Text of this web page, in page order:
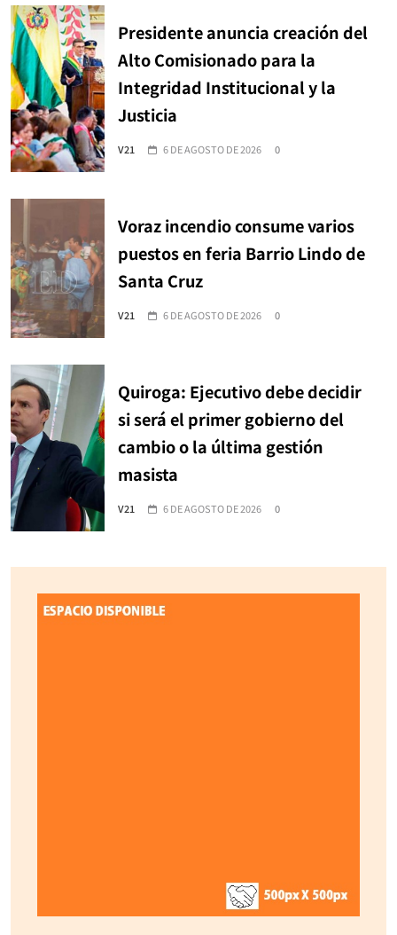
Presidente anuncia creación del
Alto Comisionado para la
Integridad Institucional y la
Justicia
V21 6 DE AGOSTO DE 2026 0
Voraz incendio consume varios
puestos en feria Barrio Lindo de
Santa Cruz
V21 6 DE AGOSTO DE 2026 0
Quiroga: Ejecutivo debe decidir
si será el primer gobierno del
cambio o la última gestión
masista
V21 6 DE AGOSTO DE 2026 0